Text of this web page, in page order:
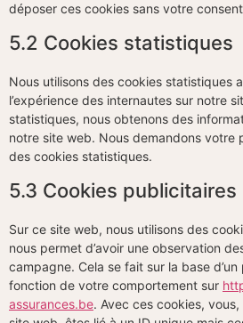
déposer ces cookies sans votre
5.2 Cookies statistiques
Nous utilisons des cookies statistiques
l’expérience des internautes sur notre
statistiques, nous obtenons des
notre site web. Nous demandons votre
des cookies statistiques.
5.3 Cookies publicitaires
Sur ce site web, nous utilisons des
nous permet d’avoir une observation
campagne. Cela se fait sur la base
fonction de votre comportement sur
assurances.be. Avec ces cookies,